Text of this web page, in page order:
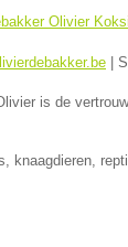
Olivier
|
is de
knaagdieren,